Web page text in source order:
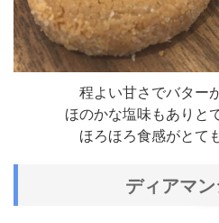
程よい甘さでバター
ほのかな塩味もありと
ほろほろ食感がとて
ディアマ